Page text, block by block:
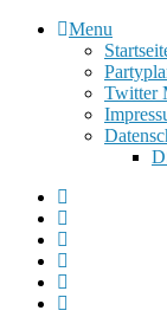
Menu
Twitter